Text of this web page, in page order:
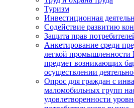
Туризм
Инвестиционная
Содействие развитию
Защита прав
Анкетирование среди
легкой промышленности
предмет возникающих
осуществлении
Опрос для граждан с
маломобильных групп
удовлетворенности